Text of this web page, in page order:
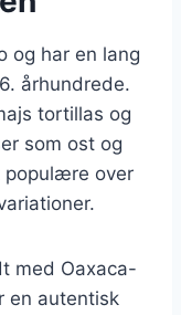
og har en lang
århundrede.
tortillas og
som ost og
populære over
med Oaxaca-
en autentisk